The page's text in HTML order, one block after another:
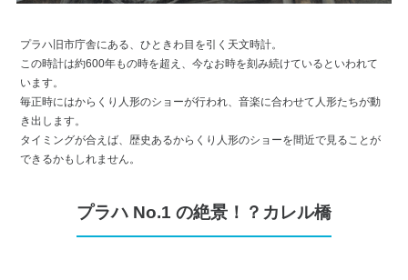
プラハ旧市庁舎にある、ひときわ目を引く天文時計。
この時計は約600年もの時を超え、今なお時を刻み続けているといわれて
います。
毎正時にはからくり人形のショーが行われ、音楽に合わせて人形たちが動
き出します。
タイミングが合えば、歴史あるからくり人形のショーを間近で見ることが
できるかもしれません。
プラハ No.1 の絶景！？カレル橋